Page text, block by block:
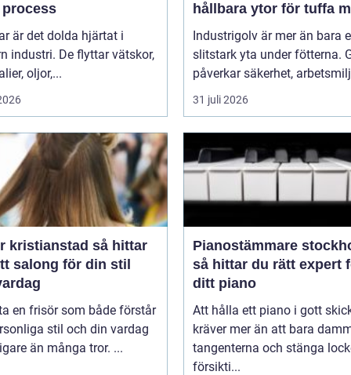
är det dolda hjärtat i
industri. De flyttar vätskor,
oljor,...
hållbara ytor för tuffa
Industrigolv är mer än bara
slitstark yta under fötterna.
påverkar säkerhet,
31 juli 2026
så hittar
salong för din stil
en frisör som både förstår
stil och din vardag
än många tror. ...
Pianostämmare
så hittar du rätt expert
ditt piano
Att hålla ett piano i gott
kräver mer än att bara
tangenterna och stänga
försikti...